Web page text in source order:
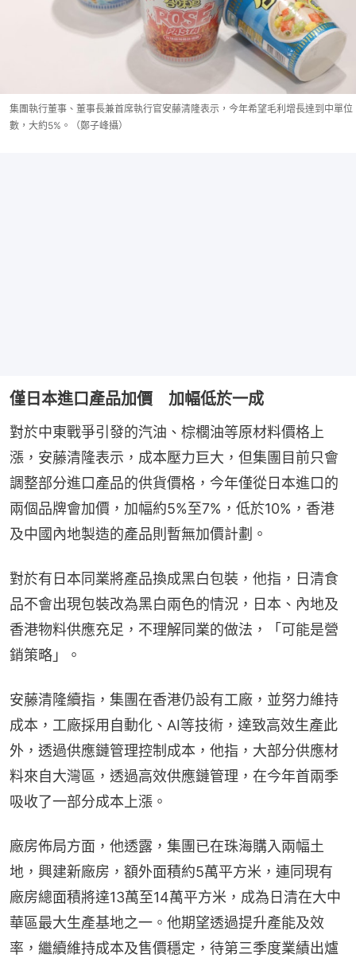
集團執行董事、董事長兼首席執行官安藤清隆表示，今年希望毛利增長達到中單位
數，大約5%。（鄭子峰攝）
僅日本進口產品加價 加幅低於一成
對於中東戰爭引發的汽油、棕櫚油等原材料價格上
漲，安藤清隆表示，成本壓力巨大，但集團目前只會
調整部分進口產品的供貨價格，今年僅從日本進口的
兩個品牌會加價，加幅約5%至7%，低於10%，香港
及中國內地製造的產品則暫無加價計劃。
對於有日本同業將產品換成黑白包裝，他指，日清食
品不會出現包裝改為黑白兩色的情況，日本、內地及
香港物料供應充足，不理解同業的做法，「可能是營
銷策略」。
安藤清隆續指，集團在香港仍設有工廠，並努力維持
成本，工廠採用自動化、AI等技術，達致高效生產此
外，透過供應鏈管理控制成本，他指，大部分供應材
料來自大灣區，透過高效供應鏈管理，在今年首兩季
吸收了一部分成本上漲。
廠房佈局方面，他透露，集團已在珠海購入兩幅土
地，興建新廠房，額外面積約5萬平方米，連同現有
廠房總面積將達13萬至14萬平方米，成為日清在大中
華區最大生產基地之一。他期望透過提升產能及效
率，繼續維持成本及售價穩定，待第三季度業績出爐